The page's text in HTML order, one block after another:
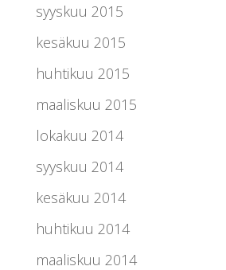
syyskuu 2015
kesäkuu 2015
huhtikuu 2015
maaliskuu 2015
lokakuu 2014
syyskuu 2014
kesäkuu 2014
huhtikuu 2014
maaliskuu 2014